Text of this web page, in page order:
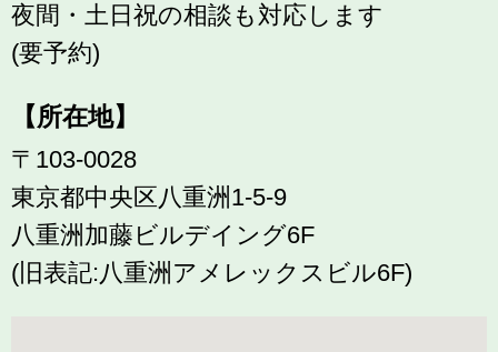
夜間・土日祝の相談も対応します
(要予約)
【所在地】
〒103-0028
東京都中央区八重洲1-5-9
八重洲加藤ビルデイング6F
(旧表記:八重洲アメレックスビル6F)